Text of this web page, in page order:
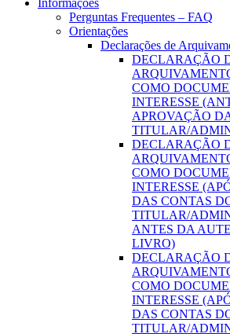
Informações
Perguntas Frequentes – FAQ
Orientações
Declarações de
DECLARAÇÃO
COMO
INTERESSE
APROVAÇÃO
TITULAR/
DECLARAÇÃO
COMO
INTERESSE
DAS CONTAS
TITULAR/
ANTES DA
LIVRO)
DECLARAÇÃO
COMO
INTERESSE
DAS CONTAS
TITULAR/